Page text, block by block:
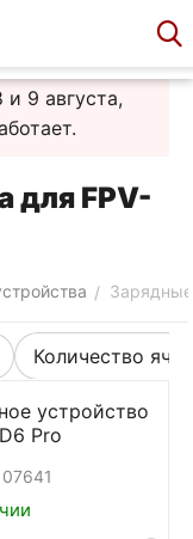
9 августа,
для FPV-
/
Количество
устройство
Pro